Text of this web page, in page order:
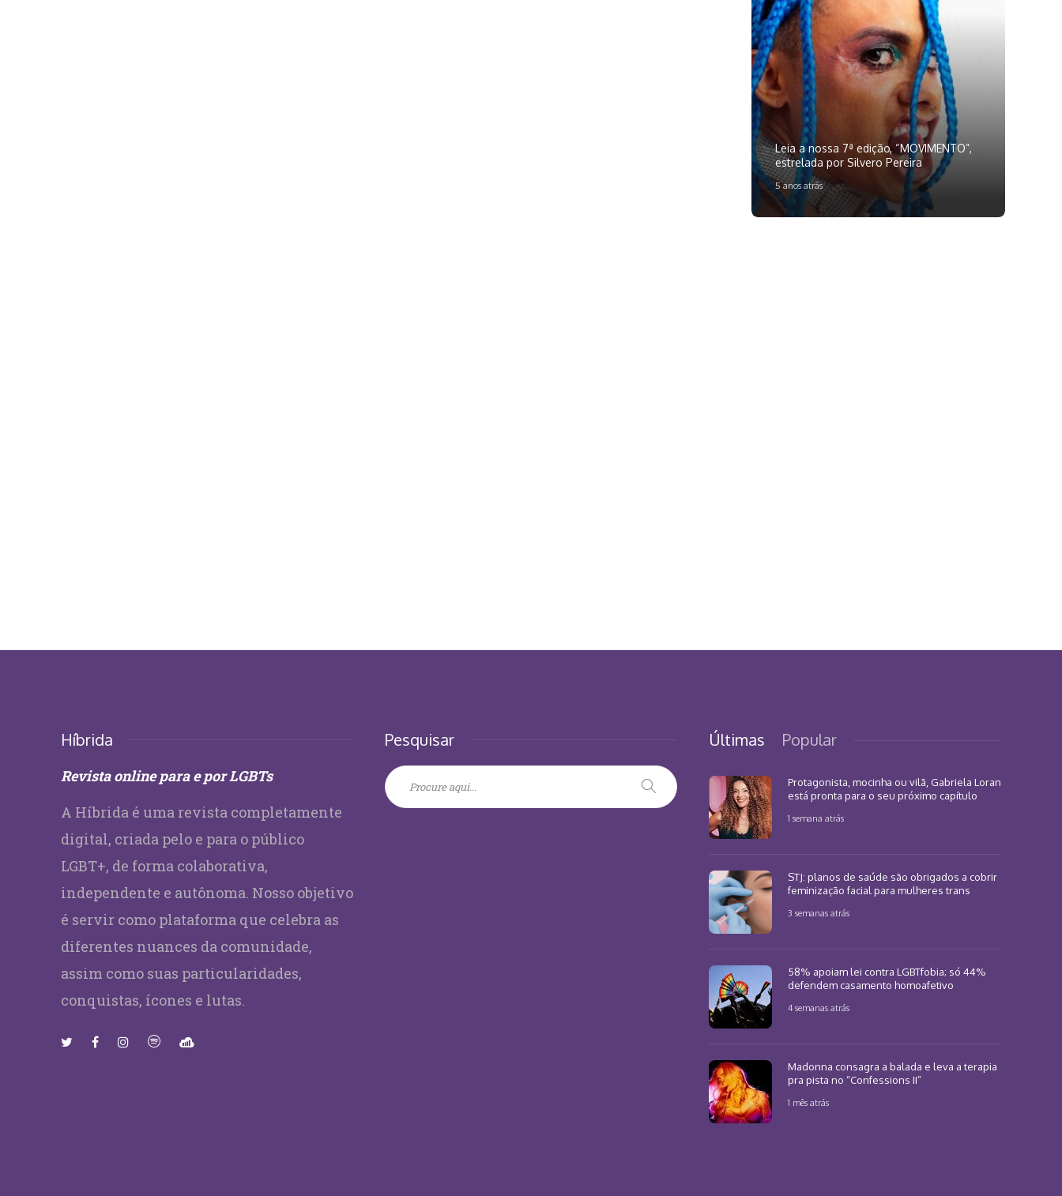
Leia a nossa 7ª edição, “MOVIMENTO”,
estrelada por Silvero Pereira
5 anos atrás
Híbrida
Revista online para e por LGBTs
A Híbrida é uma revista completamente
digital, criada pelo e para o público
LGBT+, de forma colaborativa,
independente e autônoma. Nosso objetivo
é servir como plataforma que celebra as
diferentes nuances da comunidade,
assim como suas particularidades,
conquistas, ícones e lutas.
Pesquisar Últimas Popular
Protagonista, mocinha ou vilã, Gabriela Loran
está pronta para o seu próximo capítulo
1 semana atrás
STJ: planos de saúde são obrigados a cobrir
feminização facial para mulheres trans
3 semanas atrás
58% apoiam lei contra LGBTfobia; só 44%
defendem casamento homoafetivo
4 semanas atrás
Madonna consagra a balada e leva a terapia
pra pista no “Confessions II”
1 mês atrás